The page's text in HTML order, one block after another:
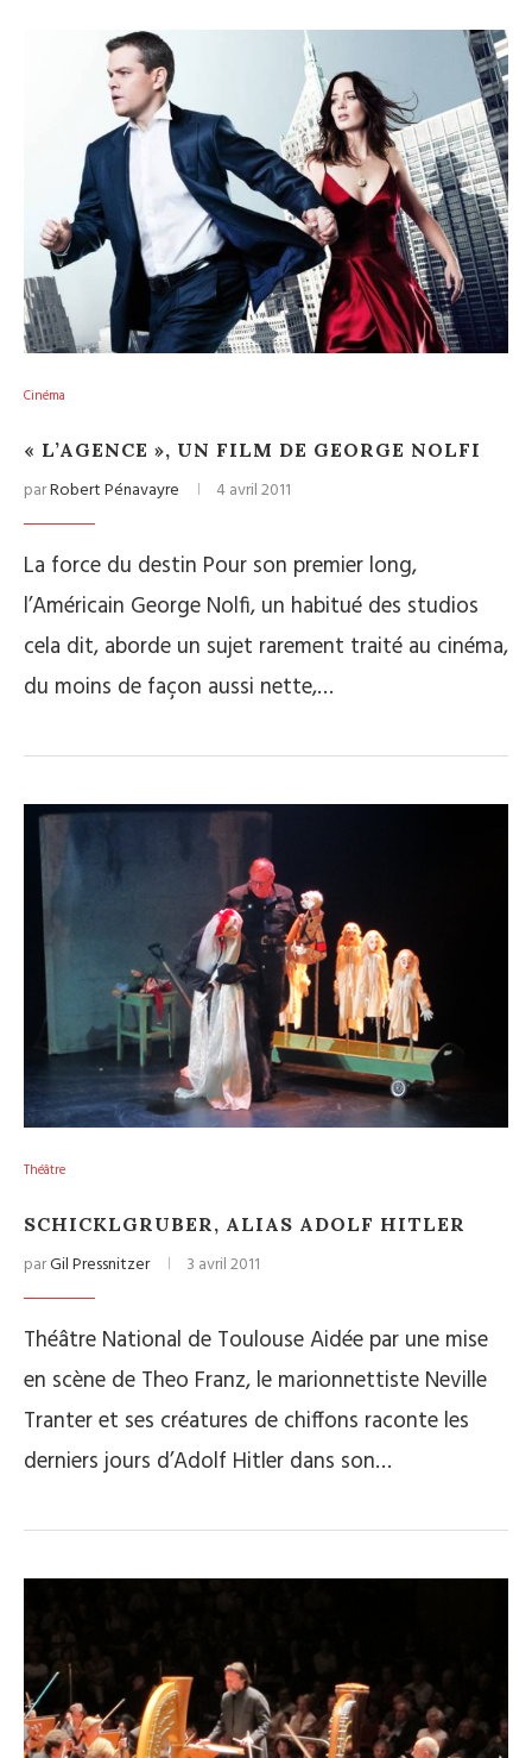
Cinéma
« L’AGENCE », UN FILM DE GEORGE NOLFI
parRobert Pénavayre 4 avril 2011
La force du destin Pour son premier long,
l’Américain George Nolfi, un habitué des studios
cela dit, aborde un sujet rarement traité au cinéma,
du moins de façon aussi nette,…
Théâtre
SCHICKLGRUBER, ALIAS ADOLF HITLER
parGil Pressnitzer 3 avril 2011
Théâtre National de Toulouse Aidée par une mise
en scène de Theo Franz, le marionnettiste Neville
Tranter et ses créatures de chiffons raconte les
derniers jours d’Adolf Hitler dans son…